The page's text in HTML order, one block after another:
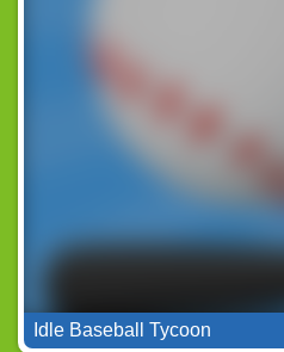
Idle Baseball Tycoon